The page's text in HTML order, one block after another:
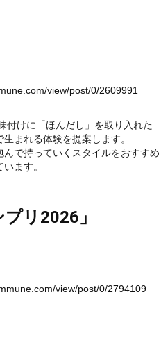
view/post/0/2609991
付けに「ほんだし」を取り入れた
まれる体験を提案します。
で持っていくスタイルをおすすめ
ます。
リ2026」
view/post/0/2794109